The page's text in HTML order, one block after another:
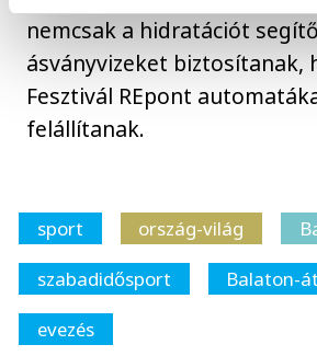
nemcsak a hidratációt segítő
ásványvizeket biztosítanak,
Fesztivál REpont
felállítanak.
sport ország-világ
szabadidősport
Balaton-
evezés